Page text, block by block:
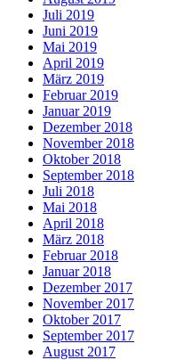
Juli 2019
Juni 2019
Mai 2019
April 2019
März 2019
Februar 2019
Januar 2019
Dezember 2018
November 2018
Oktober 2018
September 2018
Juli 2018
Mai 2018
April 2018
März 2018
Februar 2018
Januar 2018
Dezember 2017
November 2017
Oktober 2017
September 2017
August 2017